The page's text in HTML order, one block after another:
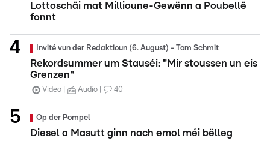
Lottoschäi mat Millioune-Gewënn a Poubellë
fonnt
Invité vun der Redaktioun (6. August) - Tom Schmit
Rekordsummer um Stauséi: "Mir stoussen un eis
Grenzen"
Video Audio 40
Op der Pompel
Diesel a Masutt ginn nach emol méi bëlleg